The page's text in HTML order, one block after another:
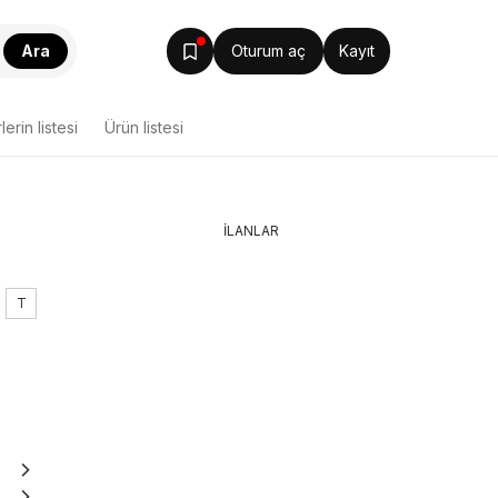
Ara Oturum aç Kayıt
listesi Ürün listesi
T
İLANLAR